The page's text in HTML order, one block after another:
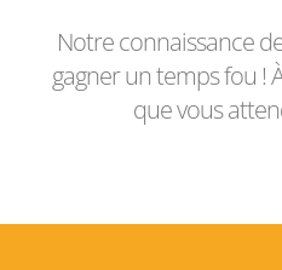
Notre connaissance
gagner un temps fou !
que vous